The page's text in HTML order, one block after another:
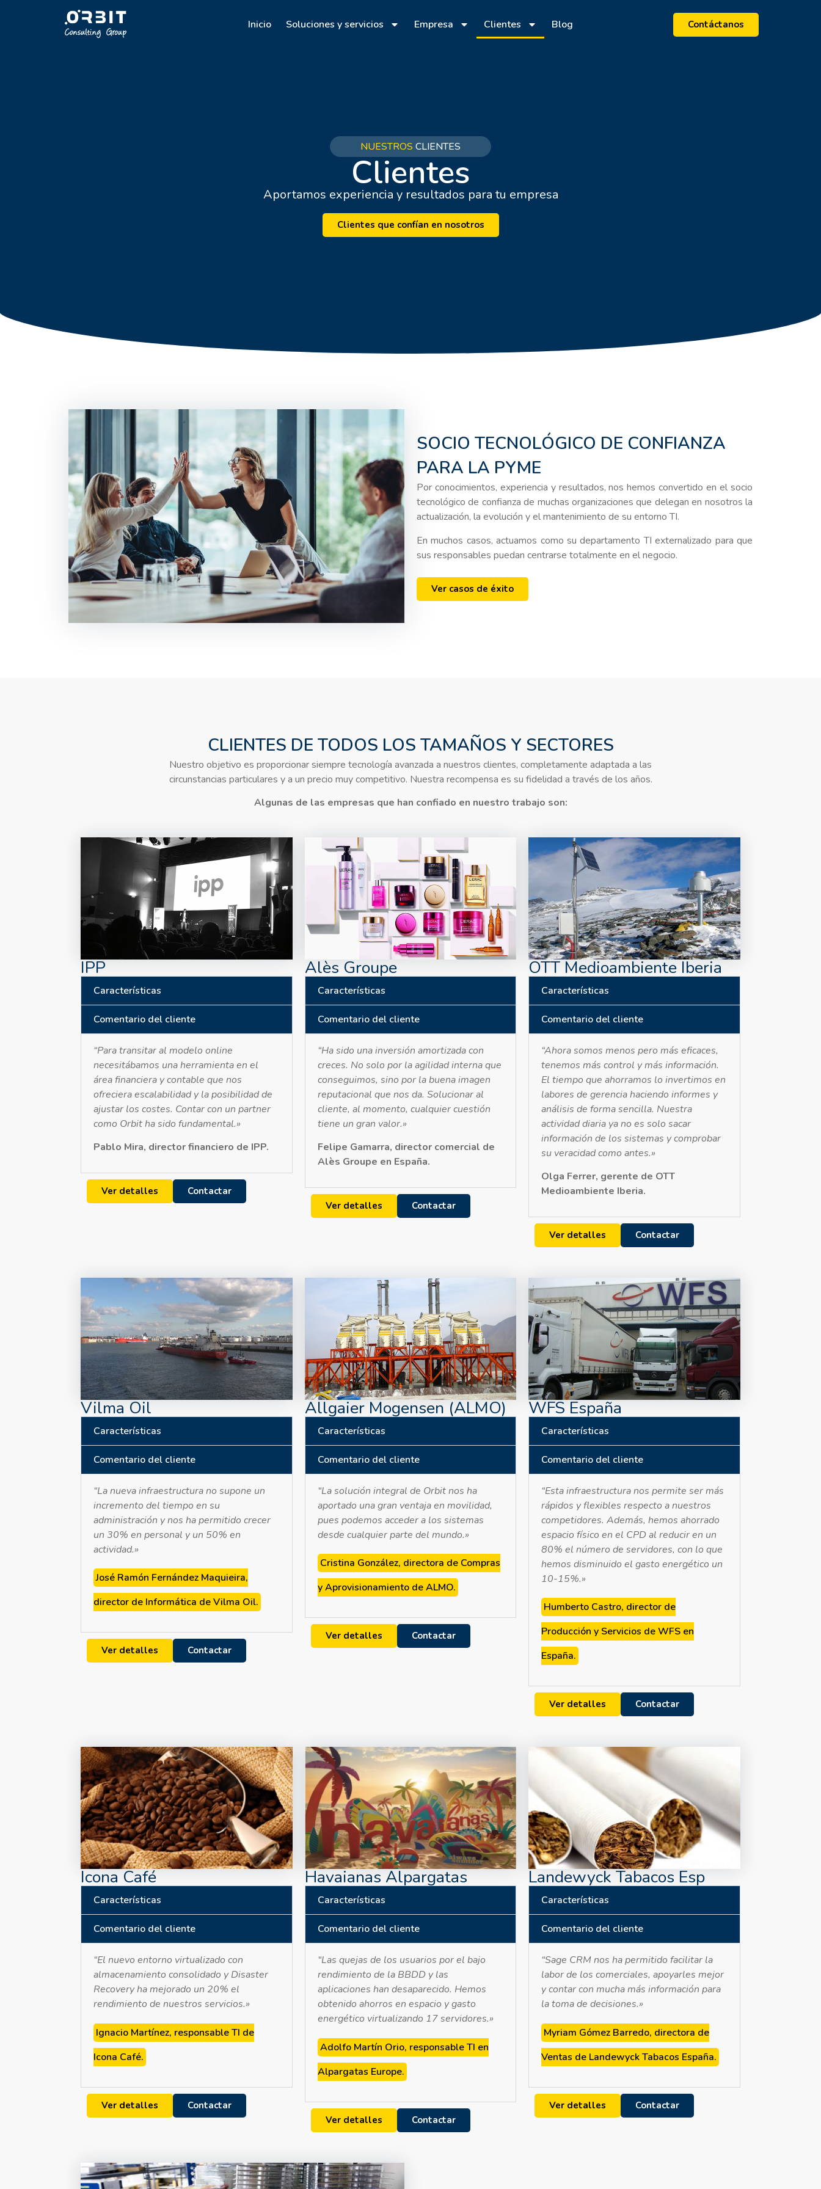
Inicio Soluciones y servicios Empresa Clientes Blog Contáctanos
NUESTROS CLIENTES
Clientes
Aportamos experiencia y resultados para tu empresa
Clientes que confían en nosotros
SOCIO TECNOLÓGICO DE CONFIANZA
PARA LA PYME
Por conocimientos, experiencia y resultados, nos hemos convertido en el socio
tecnológico de confianza de muchas organizaciones que delegan en nosotros la
actualización, la evolución y el mantenimiento de su entorno TI.
En muchos casos, actuamos como su departamento TI externalizado para que
sus responsables puedan centrarse totalmente en el negocio.
Ver casos de éxito
CLIENTES DE TODOS LOS TAMAÑOS Y SECTORES
Nuestro objetivo es proporcionar siempre tecnología avanzada a nuestros clientes, completamente adaptada a las
circunstancias particulares y a un precio muy competitivo. Nuestra recompensa es su fidelidad a través de los años.
Algunas de las empresas que han confiado en nuestro trabajo son:
IPP
Características
Comentario del cliente
“Para transitar al modelo online
necesitábamos una herramienta en el
área financiera y contable que nos
ofreciera escalabilidad y la posibilidad de
ajustar los costes. Contar con un partner
como Orbit ha sido fundamental.»
Pablo Mira, director financiero de IPP.
Ver detalles Contactar
Alès Groupe
Características
Comentario del cliente
“Ha sido una inversión amortizada con
creces. No solo por la agilidad interna que
conseguimos, sino por la buena imagen
reputacional que nos da. Solucionar al
cliente, al momento, cualquier cuestión
tiene un gran valor.»
Felipe Gamarra, director comercial de
Alès Groupe en España.
Ver detalles Contactar
OTT Medioambiente Iberia
Características
Comentario del cliente
“Ahora somos menos pero más eficaces,
tenemos más control y más información.
El tiempo que ahorramos lo invertimos en
labores de gerencia haciendo informes y
análisis de forma sencilla. Nuestra
actividad diaria ya no es solo sacar
información de los sistemas y comprobar
su veracidad como antes.»
Olga Ferrer, gerente de OTT
Medioambiente Iberia.
Ver detalles Contactar
Vilma Oil
Características
Comentario del cliente
“La nueva infraestructura no supone un
incremento del tiempo en su
administración y nos ha permitido crecer
un 30% en personal y un 50% en
actividad.»
José Ramón Fernández Maquieira,
director de Informática de Vilma Oil.
Ver detalles Contactar
Allgaier Mogensen (ALMO)
Características
Comentario del cliente
“La solución integral de Orbit nos ha
aportado una gran ventaja en movilidad,
pues podemos acceder a los sistemas
desde cualquier parte del mundo.»
Cristina González, directora de Compras
y Aprovisionamiento de ALMO.
Ver detalles Contactar
WFS España
Características
Comentario del cliente
“Esta infraestructura nos permite ser más
rápidos y flexibles respecto a nuestros
competidores. Además, hemos ahorrado
espacio físico en el CPD al reducir en un
80% el número de servidores, con lo que
hemos disminuido el gasto energético un
10-15%.»
Humberto Castro, director de
Producción y Servicios de WFS en
España.
Ver detalles Contactar
Icona Café
Características
Comentario del cliente
“El nuevo entorno virtualizado con
almacenamiento consolidado y Disaster
Recovery ha mejorado un 20% el
rendimiento de nuestros servicios.»
Ignacio Martínez, responsable TI de
Icona Café.
Ver detalles Contactar
Havaianas Alpargatas
Características
Comentario del cliente
“Las quejas de los usuarios por el bajo
rendimiento de la BBDD y las
aplicaciones han desaparecido. Hemos
obtenido ahorros en espacio y gasto
energético virtualizando 17 servidores.»
Adolfo Martín Orio, responsable TI en
Alpargatas Europe.
Ver detalles Contactar
Landewyck Tabacos Esp
Características
Comentario del cliente
“Sage CRM nos ha permitido facilitar la
labor de los comerciales, apoyarles mejor
y contar con mucha más información para
la toma de decisiones.»
Myriam Gómez Barredo, directora de
Ventas de Landewyck Tabacos España.
Ver detalles Contactar